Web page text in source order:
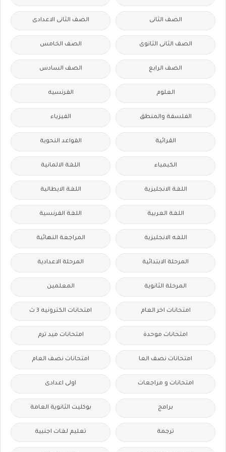
الصف الثانى الصف الثانى الاعدادى
الصف الثانى الثانوى الصف الخامس
الصف الرابع الصف السادس
العلوم الفرنسيه
الفلسفة والمنطق الفيزياء
القرائية القواعد النحوية
الكيمياء اللغة الالمانية
اللغة الانجليزية اللغة الايطالية
اللغة العربية اللغة الفرنسية
اللغه الانجليزية المراجعة النهائية
المرحلة الابتدائية المرحلة الاعدادية
المرحلة الثانوية المعلمين
امتحانات اخر العام امتحانات الكترونيه 3 ث
امتحانات موحدة امتحانات ميد ترم
امتحانات نصف العا امتحانات نصف العام
امتحانات و مراجعات اولى اعدادى
برامج بوكليت الثانوية العامة
ترجمة تعليم لغات اجنبية